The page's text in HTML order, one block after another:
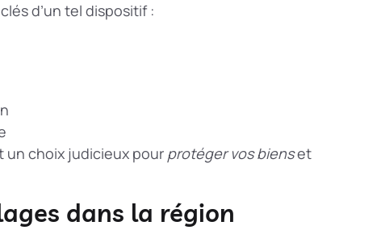
d’un tel dispositif :
un choix judicieux pour protéger vos bienset
dans la région